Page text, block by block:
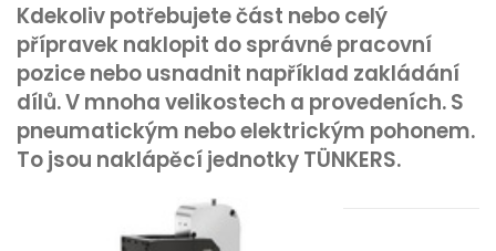
Kdekoliv potřebujete část nebo celý
přípravek naklopit do správné pracovní
pozice nebo usnadnit například zakládání
dílů. V mnoha velikostech a provedeních. S
pneumatickým nebo elektrickým pohonem.
To jsou naklápěcí jednotky TÜNKERS.